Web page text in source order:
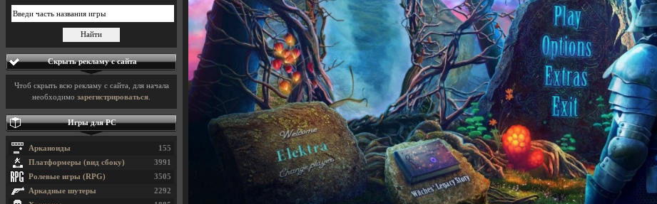
Скрыть рекламу с сайта
Чтоб скрыть всю рекламу с сайта, для начала
необходимо зарегистрироваться
Игры для PC
155
Арканоиды
3991
Платформеры (вид сбоку)
3505
Ролевые игры (RPG)
2292
Аркадные шутеры